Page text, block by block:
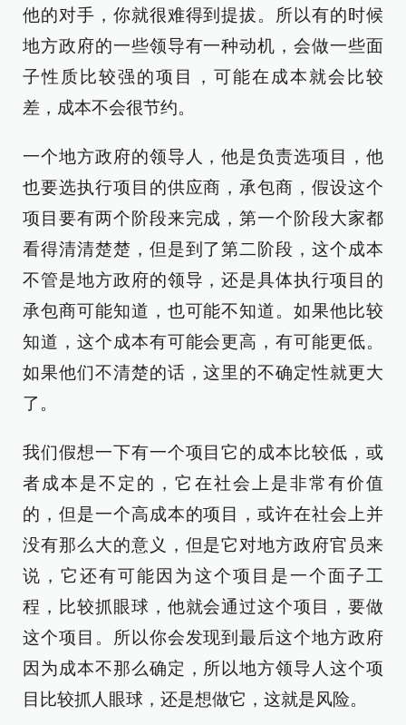
他的对手，你就很难得到提拔。所以有的时候
地方政府的一些领导有一种动机，会做一些面
子性质比较强的项目，可能在成本就会比较
差，成本不会很节约。
一个地方政府的领导人，他是负责选项目，他
也要选执行项目的供应商，承包商，假设这个
项目要有两个阶段来完成，第一个阶段大家都
看得清清楚楚，但是到了第二阶段，这个成本
不管是地方政府的领导，还是具体执行项目的
承包商可能知道，也可能不知道。如果他比较
知道，这个成本有可能会更高，有可能更低。
如果他们不清楚的话，这里的不确定性就更大
了。
我们假想一下有一个项目它的成本比较低，或
者成本是不定的，它在社会上是非常有价值
的，但是一个高成本的项目，或许在社会上并
没有那么大的意义，但是它对地方政府官员来
说，它还有可能因为这个项目是一个面子工
程，比较抓眼球，他就会通过这个项目，要做
这个项目。所以你会发现到最后这个地方政府
因为成本不那么确定，所以地方领导人这个项
目比较抓人眼球，还是想做它，这就是风险。